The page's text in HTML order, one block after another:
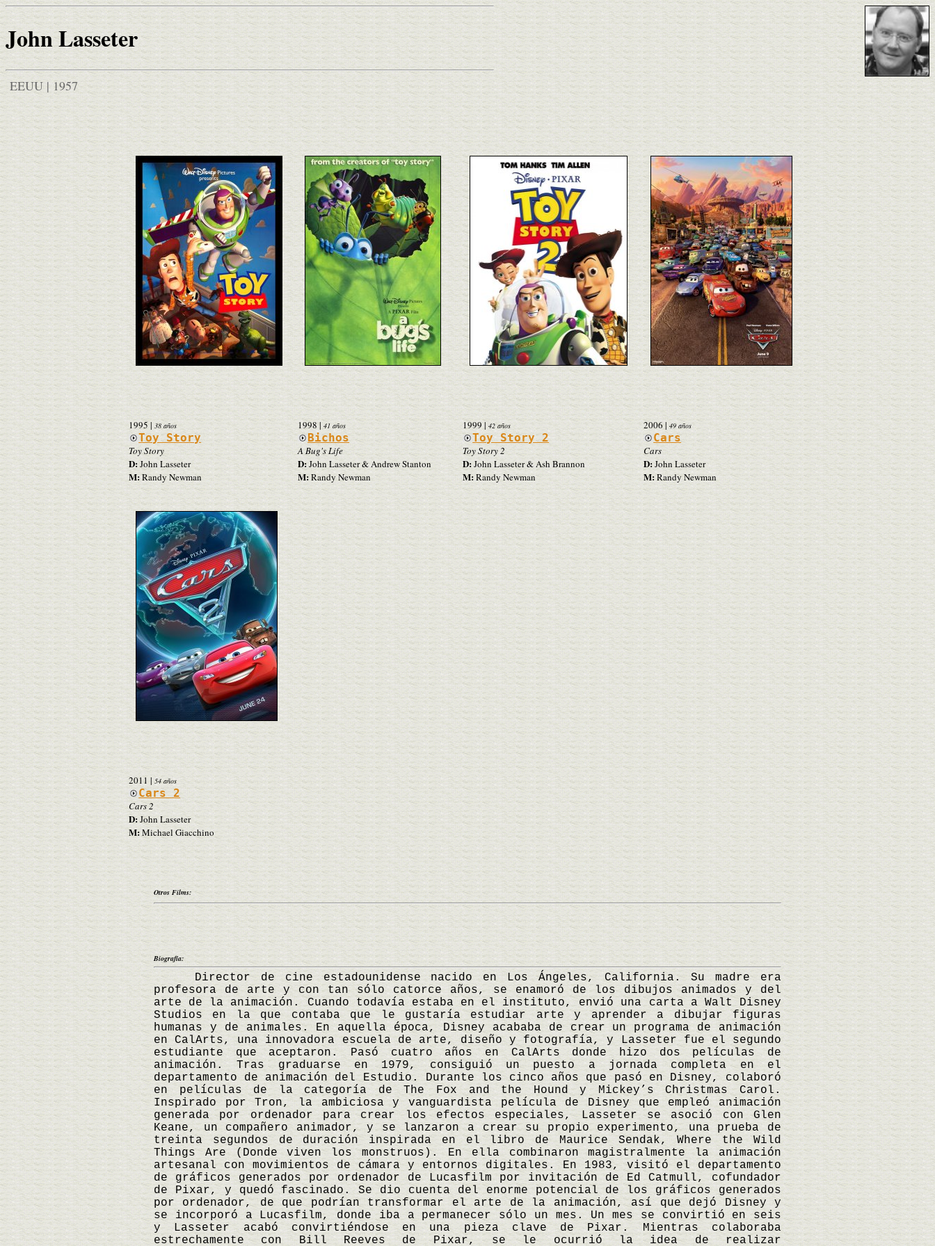
John Lasseter
EEUU | 1957
1995 | 38 años
Toy Story
Toy Story
D:John Lasseter
M:Randy Newman
1998|41 años
Bichos
A Bug's Life
D:John Lasseter & Andrew Stanton
M:Randy Newman
1999| 42 años
Toy Story 2
Toy Story 2
D:John Lasseter & Ash Brannon
M:Randy Newman
2006 | 49 años
Cars
Cars
D:John Lasseter
M:Randy Newman
2011 | 54 años
Cars 2
Cars 2
D:John Lasseter
M:Michael Giacchino
Otros Films:
Biografía:
Director de cine estadounidense nacido en Los Ángeles, California. Su madre era
profesora de arte y con tan sólo catorce años, se enamoró de los dibujos animados y del
arte de la animación. Cuando todavía estaba en el instituto, envió una carta a Walt Disney
Studios en la que contaba que le gustaría estudiar arte y aprender a dibujar figuras
humanas y de animales. En aquella época, Disney acababa de crear un programa de animación
en CalArts, una innovadora escuela de arte, diseño y fotografía, y Lasseter fue el segundo
estudiante que aceptaron. Pasó cuatro años en CalArts donde hizo dos películas de
animación. Tras graduarse en 1979, consiguió un puesto a jornada completa en el
departamento de animación del Estudio. Durante los cinco años que pasó en Disney, colaboró
en películas de la categoría de The Fox and the Hound y Mickey’s Christmas Carol.
Inspirado por Tron, la ambiciosa y vanguardista película de Disney que empleó animación
generada por ordenador para crear los efectos especiales, Lasseter se asoció con Glen
Keane, un compañero animador, y se lanzaron a crear su propio experimento, una prueba de
treinta segundos de duración inspirada en el libro de Maurice Sendak, Where the Wild
Things Are (Donde viven los monstruos). En ella combinaron magistralmente la animación
artesanal con movimientos de cámara y entornos digitales. En 1983, visitó el departamento
de gráficos generados por ordenador de Lucasfilm por invitación de Ed Catmull, cofundador
de Pixar, y quedó fascinado. Se dio cuenta del enorme potencial de los gráficos generados
por ordenador, de que podrían transformar el arte de la animación, así que dejó Disney y
se incorporó a Lucasfilm, donde iba a permanecer sólo un mes. Un mes se convirtió en seis
y Lasseter acabó convirtiéndose en una pieza clave de Pixar. Mientras colaboraba
estrechamente con Bill Reeves de Pixar, se le ocurrió la idea de realizar